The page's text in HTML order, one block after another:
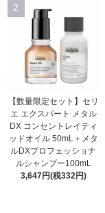
2
【数量限定セット】セリ
エ エクスパート メタル
DX コンセントレイティ
ッドオイル 50mL＋メタ
ルDXプロフェッショナ
ルシャンプー100mL
3,647円(税332円)